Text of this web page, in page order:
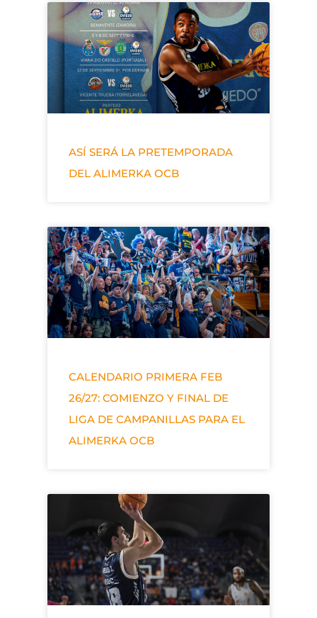
ASÍ SERÁ LA PRETEMPORADA
DEL ALIMERKA OCB
CALENDARIO PRIMERA FEB
26/27: COMIENZO Y FINAL DE
LIGA DE CAMPANILLAS PARA EL
ALIMERKA OCB